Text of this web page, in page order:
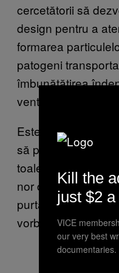
cercetătorii să
design pentru a
formarea
patogeni
îmbunătățirea
ventilație”, conform
Este, de
să pui capacul jos
toaleta are unul, ca
nor de particule de
purtătoare de boli.
vorbim de asta
Kill the
just $2
VICE
our very best
documentaries.